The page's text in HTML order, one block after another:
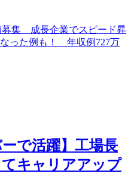
で活躍】工場長
キャリアアップ